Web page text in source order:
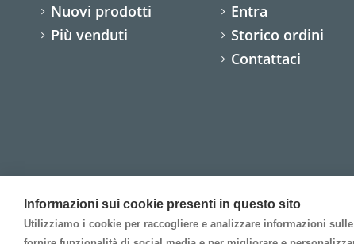
Informazioni sui cookie presenti in questo sito
Utilizziamo i cookie per raccogliere e analizzare informazioni
Nuovi prodotti
Più venduti
Entra
Storico ordini
Contattaci